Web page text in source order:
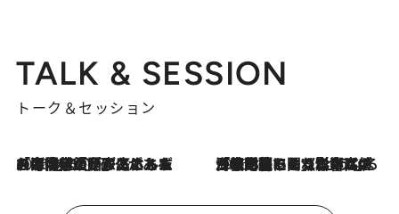
TALK & SESSION
トーク＆セッション
2026.8.3
「今後値上げがあるとすれば…」「リスクがあるのは今年の冬」エネルギー専門家が語る、ホルムズ海峡封鎖が家庭にもたらす“ある心配” 2026.8.3
「住宅建てられない…」「サーチャージ料の高値が続いている」ホルムズ海峡封鎖による影響はいつまで続く？《エネルギー専門家に聞く“どうなる日本の暮らし”》